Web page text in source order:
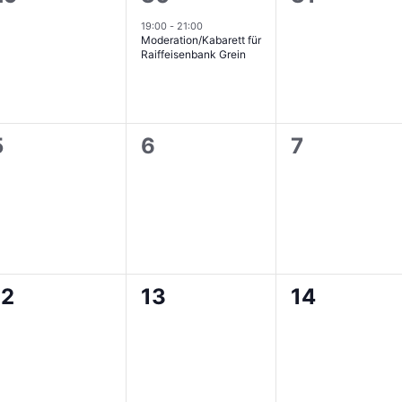
Veranstaltungen,Veranstaltung,
19:00 - 21:00
Moderation/Kabarett für
Raiffeisenbank Grein
0
6
0
7
0
13
0
14